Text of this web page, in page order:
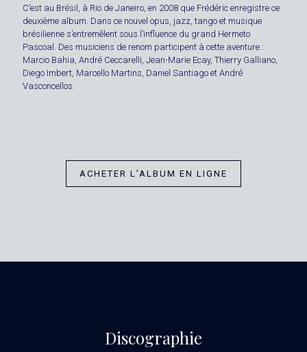
C’est au Brésil, à Rio de Janeiro, en 2008 que Frédéric enregistre ce
deuxième album. Dans ce nouvel opus, jazz, tango et musique
brésilienne s’entremêlent sous l’influence du grand Hermeto
Pascoal. Des musiciens de renom participent à cette aventure :
Marcio Bahia, André Ceccarelli, Jean-Marie Ecay, Thierry Galliano,
Diego Imbert, Marcello Martins, Daniel Santiago et André
Vasconcellos.
ACHETER L’ALBUM EN LIGNE
Discographie